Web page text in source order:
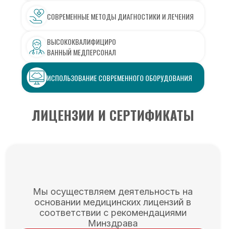
СОВРЕМЕННЫЕ МЕТОДЫ ДИАГНОСТИКИ И ЛЕЧЕНИЯ
ВЫСОКОКВАЛИФИЦИРО
ВАННЫЙ МЕДПЕРСОНАЛ
ИСПОЛЬЗОВАНИЕ СОВРЕМЕННОГО ОБОРУДОВАНИЯ
ЛИЦЕНЗИИ И СЕРТИФИКАТЫ
Мы осуществляем деятельность на
основании медицинских лицензий в
соответствии с рекомендациями
Минздрава